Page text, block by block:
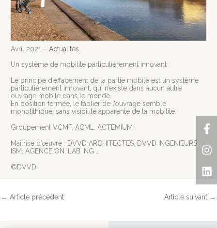
Avril 2021 –Actualités
Un système de mobilité particulièrement innovant :
Le principe d’effacement de la partie mobile est un système
particulièrement innovant, qui n’existe dans aucun autre
ouvrage mobile dans le monde.
En position fermée, le tablier de l’ouvrage semble
monolithique, sans visibilité apparente de la mobilité.
Groupement VCMF, ACML, ACTEMIUM
Maitrise d’œuvre : DVVD ARCHITECTES, DVVD INGENIEURS,
ISM, AGENCE ON, LAB ING …
©DVVD
← Article précédent Article suivant →
f